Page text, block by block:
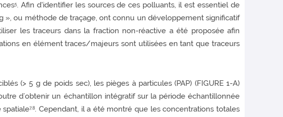
5. Afin d'identifier les sources de ces polluants, il est essentiel de
», ou méthode de traçage, ont connu un développement significatif
les traceurs dans la fraction non-réactive a été proposée afin
en élément traces/majeurs sont utilisées en tant que traceurs
(> 5 g de poids sec), les pièges à particules (PAP) (FIGURE 1-A)
d’obtenir un échantillon intégratif sur la période échantillonnée
spatiale7,8. Cependant, il a été montré que les concentrations totales